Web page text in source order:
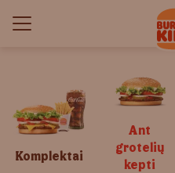
Komplektai
Ant
grotelių
kepti